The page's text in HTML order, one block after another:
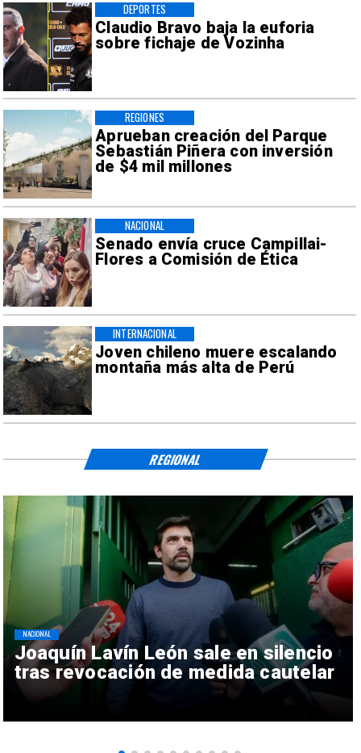
Claudio Bravo baja la euforia
sobre fichaje de Vozinha
DEPORTES
Aprueban creación del Parque
Sebastián Piñera con inversión
de $4 mil millones
REGIONES
Senado envía cruce Campillai-
Flores a Comisión de Ética
NACIONAL
Joven chileno muere escalando
montaña más alta de Perú
INTERNACIONAL
Joaquín Lavín León sale en silencio
tras revocación de medida cautelar
NACIONAL
REGIONAL